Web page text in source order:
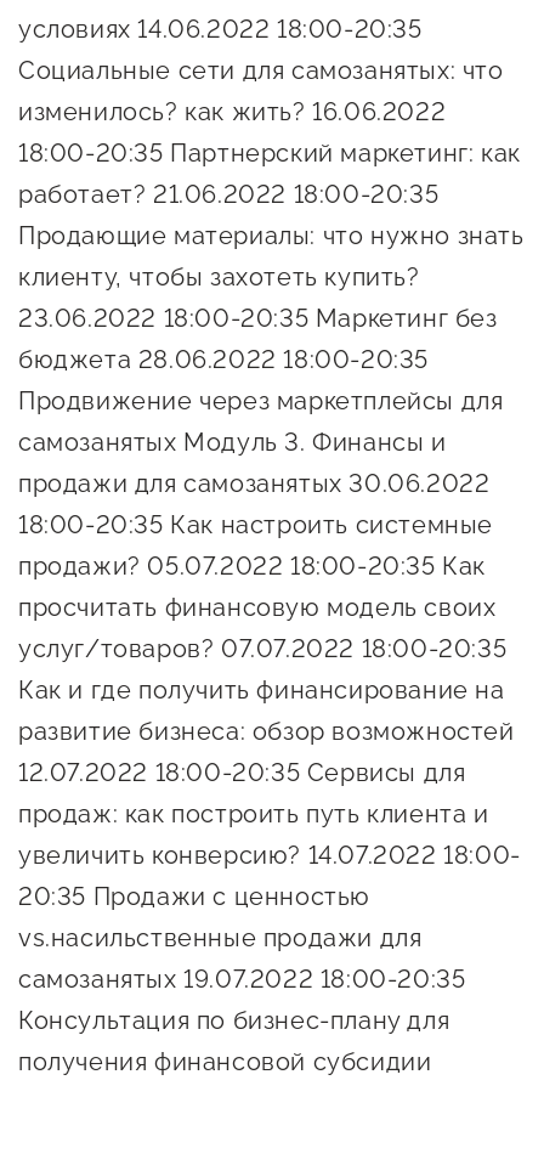
давления
Центры поддержки
Центр информационно-
консультационного
сопровождения
О центре
Поддержка центра
Онлайн-витрина
Центр образовательных
программ и молодежного
предпринимательства
О центре
Календарь
мероприятий для
предпринимателей
Проекты
Поддержка центра
социальной сферы
О центре
Поддержка центра
мероприятий для
предпринимателей
Истории успеха
Проекты
Оказание услуг в
социальной сфере
Центр финансовой
поддержки
О центре
Проекты
Поддержка центра
Истории успеха
технологического и
креативного
предпринимательства
О центре
Обучающие
мероприятия
Проекты
Поддержка центра
Онлайн-витрина
Центр поддержки экспорта
Справочник
предпринимателя
Органы власти
условиях 14.06.2022 18:00-20:35
Социальные сети для самозанятых: что
изменилось? как жить? 16.06.2022
18:00-20:35 Партнерский маркетинг: как
работает? 21.06.2022 18:00-20:35
Продающие материалы: что нужно знать
клиенту, чтобы захотеть купить?
23.06.2022 18:00-20:35 Маркетинг без
бюджета 28.06.2022 18:00-20:35
Продвижение через маркетплейсы для
самозанятых Модуль 3. Финансы и
продажи для самозанятых 30.06.2022
18:00-20:35 Как настроить системные
продажи? 05.07.2022 18:00-20:35 Как
просчитать финансовую модель своих
услуг/товаров? 07.07.2022 18:00-20:35
Как и где получить финансирование на
развитие бизнеса: обзор возможностей
12.07.2022 18:00-20:35 Сервисы для
продаж: как построить путь клиента и
увеличить конверсию? 14.07.2022 18:00-
20:35 Продажи с ценностью
vs.насильственные продажи для
самозанятых 19.07.2022 18:00-20:35
Консультация по бизнес-плану для
получения финансовой субсидии